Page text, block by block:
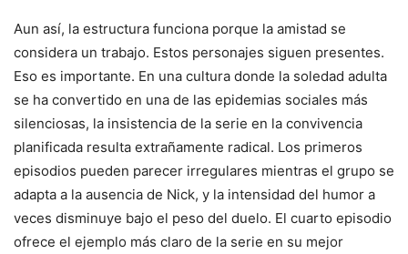
Aun así, la estructura funciona porque la amistad se
considera un trabajo. Estos personajes siguen presentes.
Eso es importante. En una cultura donde la soledad adulta
se ha convertido en una de las epidemias sociales más
silenciosas, la insistencia de la serie en la convivencia
planificada resulta extrañamente radical. Los primeros
episodios pueden parecer irregulares mientras el grupo se
adapta a la ausencia de Nick, y la intensidad del humor a
veces disminuye bajo el peso del duelo. El cuarto episodio
ofrece el ejemplo más claro de la serie en su mejor